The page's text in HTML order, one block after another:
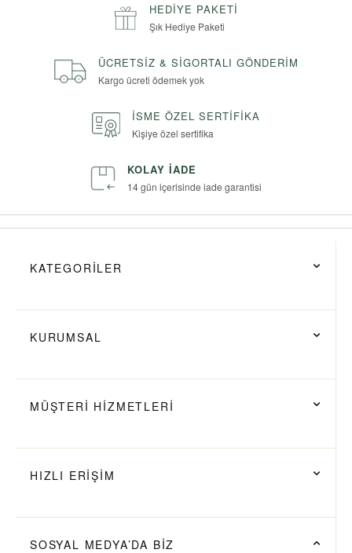
HEDIYE PAKETI
Şık Hediye Paketi
ÜCRETSIZ & SIGORTALI GÖNDERIM
Kargo ücreti ödemek yok
İSME ÖZEL SERTIFIKA
Kişiye özel sertifika
KOLAY İADE
14 gün içerisinde iade garantisi
KATEGORİLER
KURUMSAL
MÜŞTERİ HİZMETLERİ
HIZLI ERİŞİM
SOSYAL MEDYA’DA BİZ